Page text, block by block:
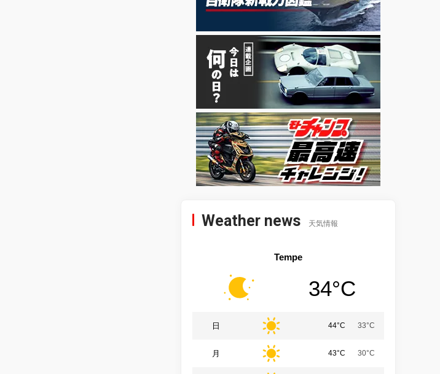
Weather news 天気情報
Tempe
34°C
日 44°C 33°C
月 43°C 30°C